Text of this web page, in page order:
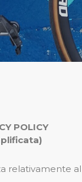
POLICY
relativamente